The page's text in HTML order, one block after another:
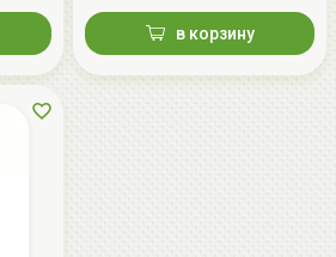
в корзину